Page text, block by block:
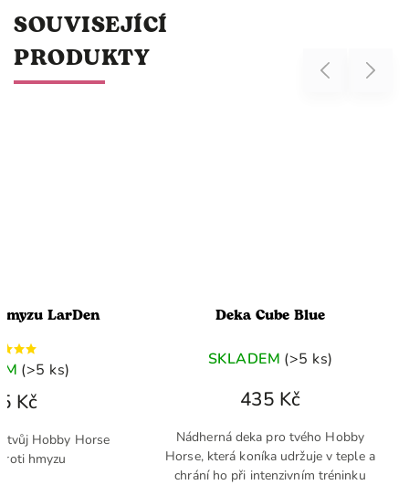
SOUVISEJÍCÍ
PRODUKTY
Previous
LarDen
(>5 ks)
Kč
tvůj Hobby Horse
hmyzu
Deka Cube Blue
SKLADEM (>5 ks)
435 Kč
Nádherná deka pro tvého Hobby
Horse, která koníka udržuje v teple a
chrání ho při intenzivním tréninku
Next